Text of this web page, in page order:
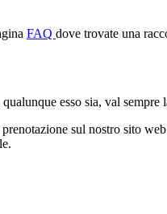
FAQ dove trovate una
esso sia, val sempre
sul nostro sito